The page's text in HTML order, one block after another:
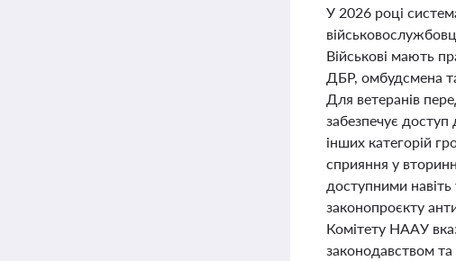
У 2026 році
Військові мають
ДБР, омбудсмена
Для ветеранів
забезпечує доступ
інших категорій
сприяння у
доступними
законопроєкту
Комітету НААУ
законодавством